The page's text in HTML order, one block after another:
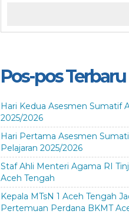
Pos-pos Terbaru
Hari Kedua Asesmen Sumatif
2025/2026
Hari Pertama Asesmen
Pelajaran 2025/2026
Staf Ahli Menteri Agama RI
Aceh Tengah
Kepala MTsN 1 Aceh Tengah
Pertemuan Perdana BKMT